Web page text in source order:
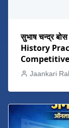
सुभाष चन्द्र
History
Jaankari